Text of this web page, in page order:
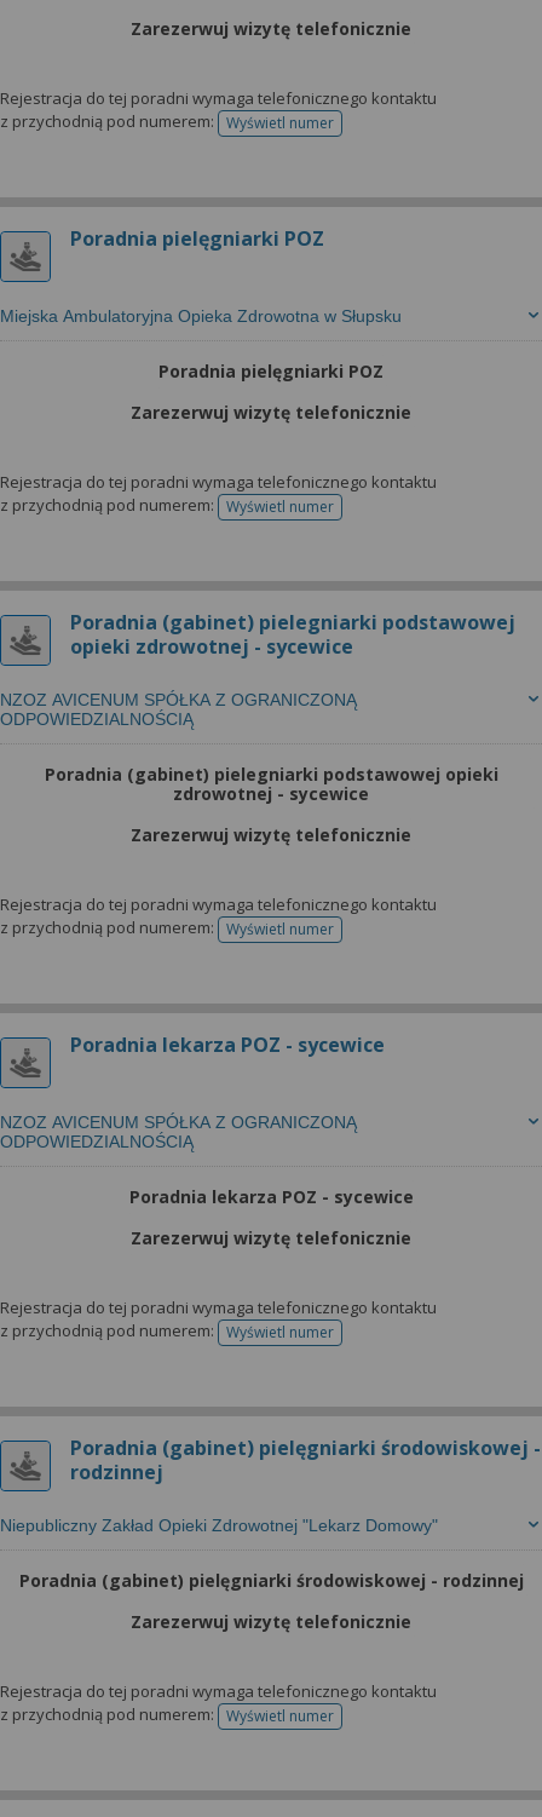
Zarezerwuj wizytę telefonicznie
Rejestracja do tej poradni wymaga telefonicznego kontaktu
z przychodnią pod numerem:
Wyświetl numertelefonu do rejestracji
Poradnia pielęgniarki POZ
Miejska Ambulatoryjna Opieka Zdrowotna w Słupsku
Poradnia pielęgniarki POZ
Zarezerwuj wizytę telefonicznie
Rejestracja do tej poradni wymaga telefonicznego kontaktu
z przychodnią pod numerem:
Wyświetl numertelefonu do rejestracji
Poradnia (gabinet) pielegniarki podstawowej
opieki zdrowotnej - sycewice
NZOZ AVICENUM SPÓŁKA Z OGRANICZONĄ
ODPOWIEDZIALNOŚCIĄ
Poradnia (gabinet) pielegniarki podstawowej opieki
zdrowotnej - sycewice
Zarezerwuj wizytę telefonicznie
Rejestracja do tej poradni wymaga telefonicznego kontaktu
z przychodnią pod numerem:
Wyświetl numertelefonu do rejestracji
Poradnia lekarza POZ - sycewice
NZOZ AVICENUM SPÓŁKA Z OGRANICZONĄ
ODPOWIEDZIALNOŚCIĄ
Poradnia lekarza POZ - sycewice
Zarezerwuj wizytę telefonicznie
Rejestracja do tej poradni wymaga telefonicznego kontaktu
z przychodnią pod numerem:
Wyświetl numertelefonu do rejestracji
Poradnia (gabinet) pielęgniarki środowiskowej -
rodzinnej
Niepubliczny Zakład Opieki Zdrowotnej "Lekarz Domowy"
Poradnia (gabinet) pielęgniarki środowiskowej - rodzinnej
Zarezerwuj wizytę telefonicznie
Rejestracja do tej poradni wymaga telefonicznego kontaktu
z przychodnią pod numerem:
Wyświetl numertelefonu do rejestracji